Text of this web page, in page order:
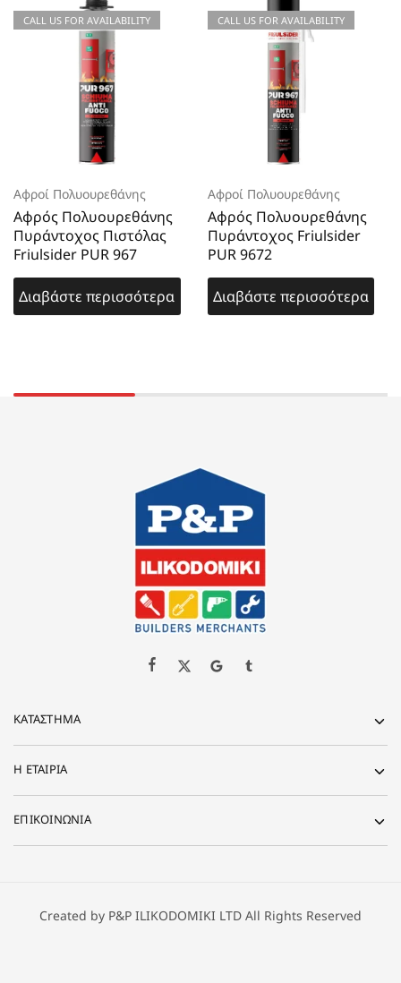
CALL US FOR AVAILABILITY
Αφροί Πολυουρεθάνης
Αφρός Πολυουρεθάνης
Πυράντοχος Πιστόλας
Friulsider PUR 967
Διαβάστε περισσότερα
CALL US FOR AVAILABILITY
Αφροί Πολυουρεθάνης
Αφρός Πολυουρεθάνης
Πυράντοχος Friulsider
PUR 9672
Διαβάστε περισσότερα
ΚΑΤΆΣΤΗΜΑ
Η ΕΤΑΙΡΊΑ
ΕΠΙΚΟΙΝΩΝΙΑ
Created by P&P ILIKODOMIKI LTD All Rights Reserved